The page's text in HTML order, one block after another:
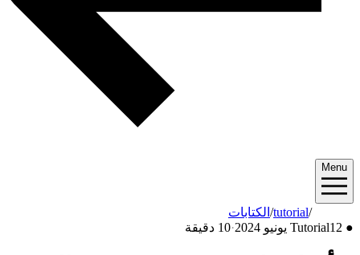
Menu
الكتابات/tutorial
●
Tutorial 12 يونيو 2024 ·10 دقيقة